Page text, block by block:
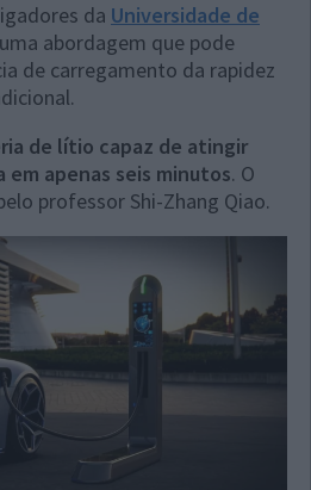
da Universidade de
abordagem que pode
de carregamento da rapidez
de lítio capaz de atingir
em apenas seis minutos. O
professor Shi-Zhang Qiao.